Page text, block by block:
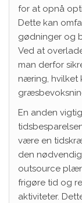
for at opnå
Dette kan
gødninger og
Ved at
man derfor
næring, hvilket
En anden
være en
den
outsource
frigøre tid og
aktiviteter.